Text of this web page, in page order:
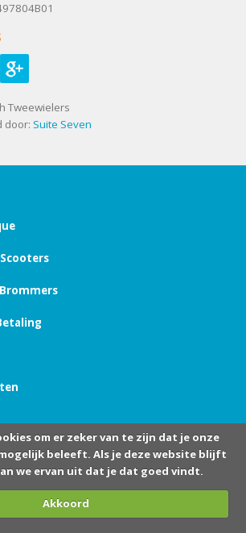
Tweewielers
door: Suite Seven
om er zeker van te zijn dat je onze
beleeft. Als je deze website blijft
we ervan uit dat je dat goed vindt.
Akkoord